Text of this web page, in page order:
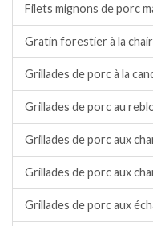
Filets mignons de porc
Gratin forestier à la chair
Grillades de porc à la
Grillades de porc au
Grillades de porc aux
Grillades de porc aux
Grillades de porc aux